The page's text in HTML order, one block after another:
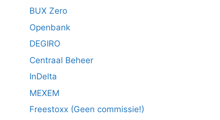
BUX Zero
Openbank
DEGIRO
Centraal Beheer
InDelta
MEXEM
Freestoxx (Geen commissie!)